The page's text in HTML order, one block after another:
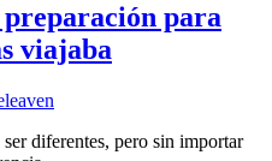
para
viajaba
diferentes, pero sin importar